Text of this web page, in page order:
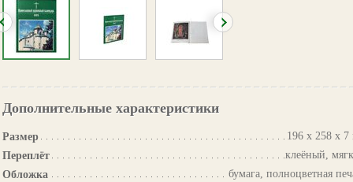
Дополнительные характеристики
Размер
196 х 258 х
Переплёт
клеёный,
Обложка
бумага, полноцветная